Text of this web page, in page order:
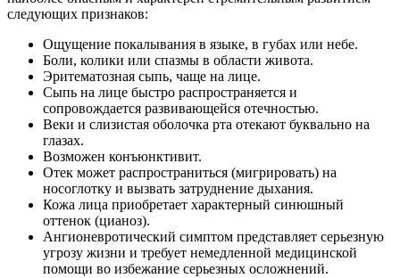
следующих признаков:
Ощущение покалывания в языке, в губах или небе.
Боли, колики или спазмы в области живота.
Эритематозная сыпь, чаще на лице.
Сыпь на лице быстро распространяется и
сопровождается развивающейся отечностью.
Веки и слизистая оболочка рта отекают буквально на
глазах.
Возможен конъюнктивит.
Отек может распространиться (мигрировать) на
носоглотку и вызвать затруднение дыхания.
Кожа лица приобретает характерный синюшный
оттенок (цианоз).
Ангионевротический симптом представляет серьезную
угрозу жизни и требует немедленной медицинской
помощи во избежание серьезных осложнений.